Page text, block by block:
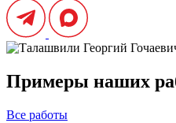
Примеры наших
Все работы